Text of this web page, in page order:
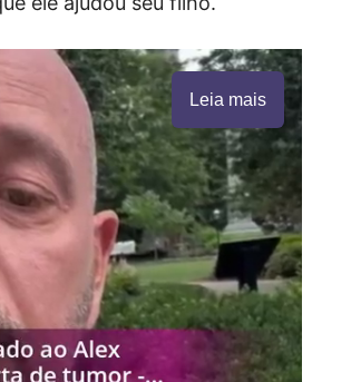
Leia mais